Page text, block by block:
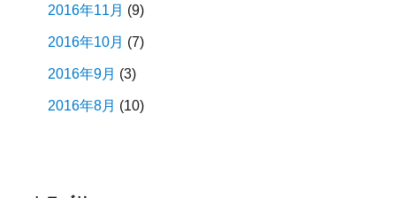
2016年11月 (9)
2016年10月 (7)
2016年9月 (3)
2016年8月 (10)